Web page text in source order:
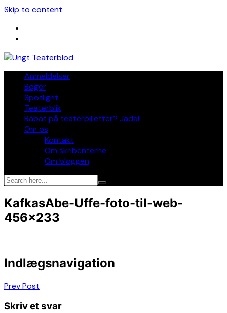
Skip to content
Anmeldelser
Bøger
Spotlight
Teaterblik
Rabat på teaterbilletter? Jada!
Om os
Kontakt
Om skribenterne
Om bloggen
KafkasAbe-Uffe-foto-til-web-
456×233
Indlægsnavigation
Prev Post
Skriv et svar